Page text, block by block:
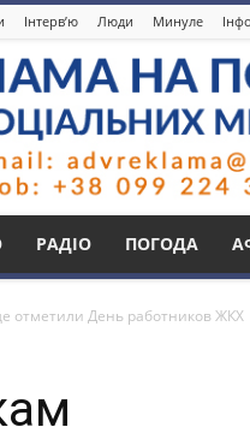
Інтерв’ю Люди Минуле
РАДІО ПОГОДА
отметили День работников ЖКХ